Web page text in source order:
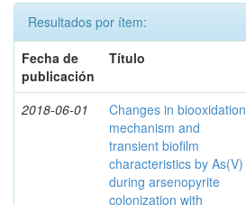
Resultados por ítem:
Fecha de
publicación
Título
2018-06-01
Changes in biooxidation
mechanism and
transient biofilm
characteristics by As(V)
during arsenopyrite
colonization with